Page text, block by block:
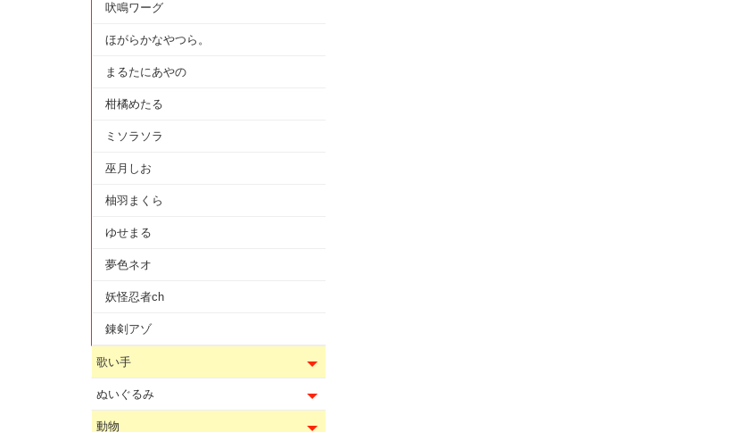
吠鳴ワーグ
ほがらかなやつら。
まるたにあやの
柑橘めたる
ミソラソラ
巫月しお
柚羽まくら
ゆせまる
夢色ネオ
妖怪忍者ch
錬剣アゾ
歌い手
ぬいぐるみ
動物